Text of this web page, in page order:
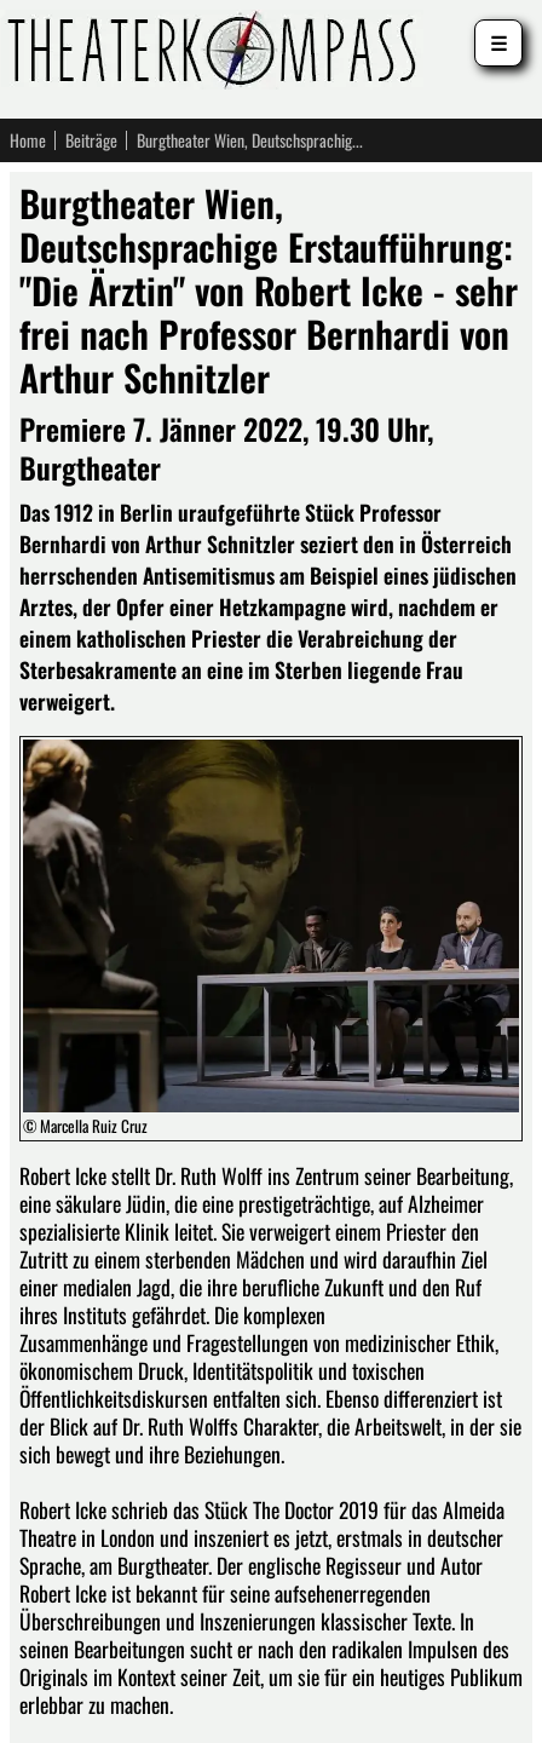
Home Beiträge Burgtheater Wien, Deutschsprachige Erstaufführung: "Die Ärztin" von Robert Icke - sehr frei nach Professor Bernhardi von Arthur Schnitzler
Burgtheater Wien,
Deutschsprachige Erstaufführung:
"Die Ärztin" von Robert Icke - sehr
frei nach Professor Bernhardi von
Arthur Schnitzler
Premiere 7. Jänner 2022, 19.30 Uhr,
Burgtheater
Das 1912 in Berlin uraufgeführte Stück Professor
Bernhardi von Arthur Schnitzler seziert den in Österreich
herrschenden Antisemitismus am Beispiel eines jüdischen
Arztes, der Opfer einer Hetzkampagne wird, nachdem er
einem katholischen Priester die Verabreichung der
Sterbesakramente an eine im Sterben liegende Frau
verweigert.
© Marcella Ruiz Cruz
Robert Icke stellt Dr. Ruth Wolff ins Zentrum seiner Bearbeitung,
eine säkulare Jüdin, die eine prestigeträchtige, auf Alzheimer
spezialisierte Klinik leitet. Sie verweigert einem Priester den
Zutritt zu einem sterbenden Mädchen und wird daraufhin Ziel
einer medialen Jagd, die ihre berufliche Zukunft und den Ruf
ihres Instituts gefährdet. Die komplexen
Zusammenhänge und Fragestellungen von medizinischer Ethik,
ökonomischem Druck, Identitätspolitik und toxischen
Öffentlichkeitsdiskursen entfalten sich. Ebenso differenziert ist
der Blick auf Dr. Ruth Wolffs Charakter, die Arbeitswelt, in der sie
sich bewegt und ihre Beziehungen.
Robert Icke schrieb das Stück The Doctor 2019 für das Almeida
Theatre in London und inszeniert es jetzt, erstmals in deutscher
Sprache, am Burgtheater. Der englische Regisseur und Autor
Robert Icke ist bekannt für seine aufsehenerregenden
Überschreibungen und Inszenierungen klassischer Texte. In
seinen Bearbeitungen sucht er nach den radikalen Impulsen des
Originals im Kontext seiner Zeit, um sie für ein heutiges Publikum
erlebbar zu machen.
☰